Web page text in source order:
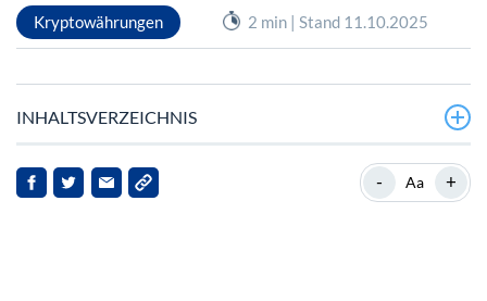
Kryptowährungen 2 min | Stand 11.10.2025
INHALTSVERZEICHNIS
Aktuelle Preisvolatilität von XRP
- Aa +